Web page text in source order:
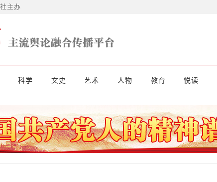
主办
科学 文史 艺术 人物 教育 悦读